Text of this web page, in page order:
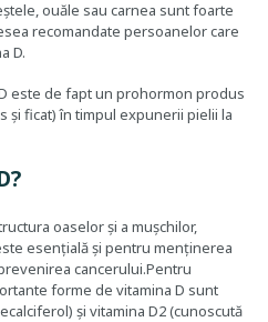
ouăle sau carnea sunt foarte
recomandate persoanelor care
D.
este de fapt un prohormon produs
și ficat) în timpul expunerii pielii la
oaselor și a mușchilor,
esențială și pentru menținerea
cancerului.Pentru
forme de vitamina D sunt
și vitamina D2 (cunoscută